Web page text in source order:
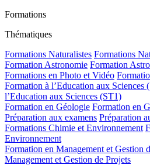
Formations
Thématiques
Formations Naturalistes Formations
Formation Astronomie Formation
Formations en Photo et Vidéo
Formation à l’Education aux Sciences
l’Education aux Sciences (ST1)
Formation en Géologie Formation en
Préparation aux examens Préparation
Formations Chimie et Environnement
Environnement
Formation en Management et Gestion
Management et Gestion de Projets